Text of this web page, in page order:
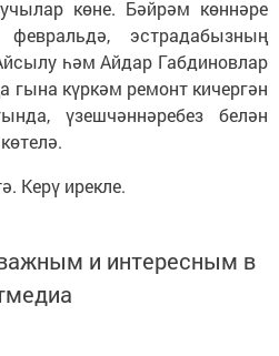
көне. Бәйрәм көннәре
эстрадабызның
һәм Айдар Габдиновлар
гына күркәм ремонт кичергән
үзешчәннәребез белән
Керү ирекле.
и интересным в